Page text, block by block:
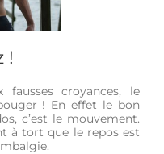
!
croyances, le
! En effet le bon
c’est le mouvement.
à tort que le repos est